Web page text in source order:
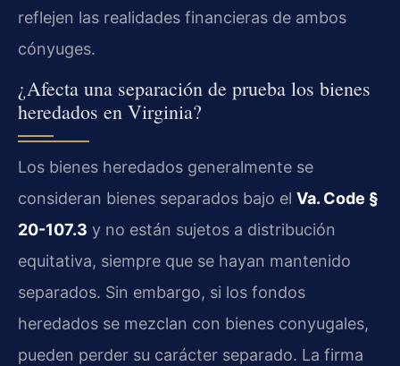
reflejen las realidades financieras de ambos
cónyuges.
¿Afecta una separación de prueba los bienes
heredados en Virginia?
Los bienes heredados generalmente se
consideran bienes separados bajo el Va. Code §
20-107.3 y no están sujetos a distribución
equitativa, siempre que se hayan mantenido
separados. Sin embargo, si los fondos
heredados se mezclan con bienes conyugales,
pueden perder su carácter separado. La firma